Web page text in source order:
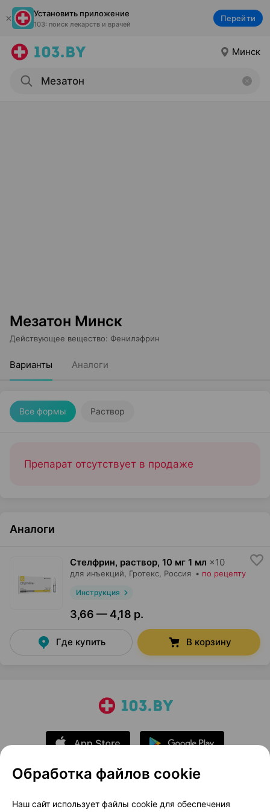
Установить приложение
103: поиск лекарств и врачей
Перейти
Минск
Мезатон Минск
Действующее вещество: Фенилэфрин
Варианты Аналоги
Все формы Раствор
Препарат отсутствует в продаже
Аналоги
Стелфрин, раствор, 10 мг 1 мл ×10
для инъекций, Гротекс , Россия • по рецепту
Инструкция
3,66 — 4,18 р.
Где купить В корзину
О проекте Новости проекта
Обработка файлов cookie
Наш сайт использует файлы cookie для обеспечения